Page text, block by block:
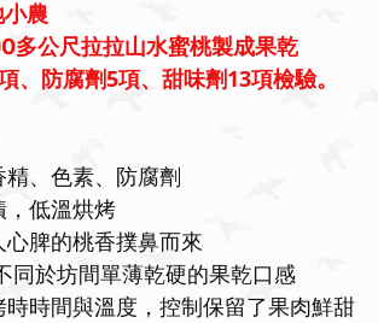
農
多公尺拉拉山水蜜桃製成果乾
、防腐劑5項、甜味劑13項檢驗。
、色素、防腐劑
，低溫烘烤
脾的桃香撲鼻而來
同於坊間單薄乾硬的果乾口感
時時間與溫度，控制保留了果肉鮮甜